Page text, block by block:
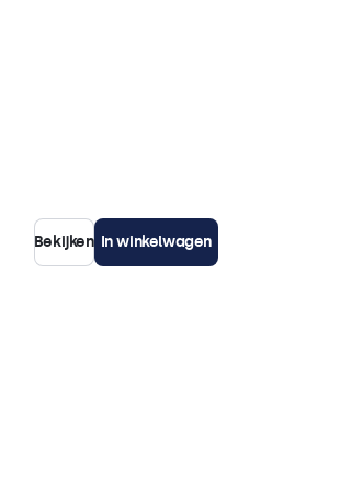
Bekijken In winkelwagen